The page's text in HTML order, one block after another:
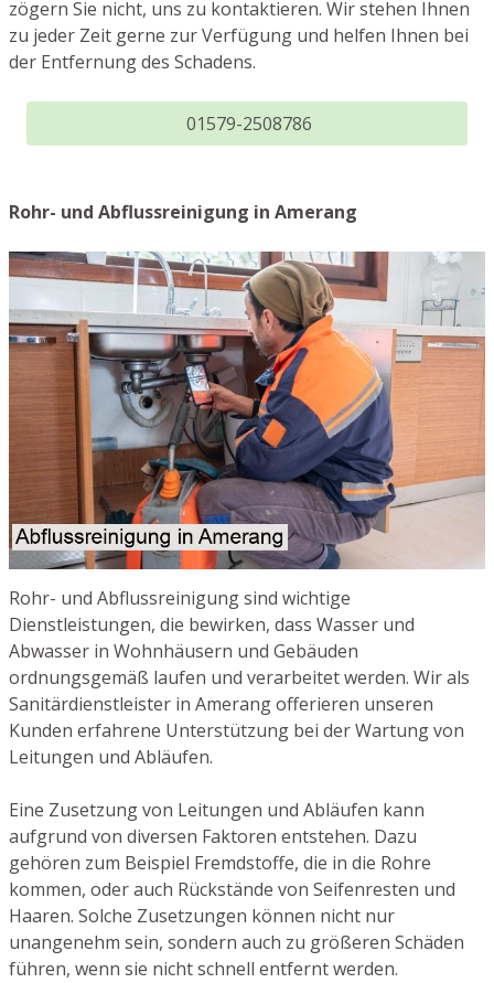
zögern Sie nicht, uns zu kontaktieren. Wir stehen Ihnen
zu jeder Zeit gerne zur Verfügung und helfen Ihnen bei
der Entfernung des Schadens.
01579-2508786
Rohr- und Abflussreinigung in Amerang
Rohr- und Abflussreinigung sind wichtige
Dienstleistungen, die bewirken, dass Wasser und
Abwasser in Wohnhäusern und Gebäuden
ordnungsgemäß laufen und verarbeitet werden. Wir als
Sanitärdienstleister in Amerang offerieren unseren
Kunden erfahrene Unterstützung bei der Wartung von
Leitungen und Abläufen.
Eine Zusetzung von Leitungen und Abläufen kann
aufgrund von diversen Faktoren entstehen. Dazu
gehören zum Beispiel Fremdstoffe, die in die Rohre
kommen, oder auch Rückstände von Seifenresten und
Haaren. Solche Zusetzungen können nicht nur
unangenehm sein, sondern auch zu größeren Schäden
führen, wenn sie nicht schnell entfernt werden.